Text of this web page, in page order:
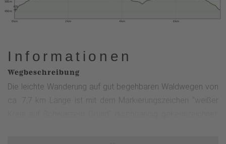
0 km 2 km 4 km 6 km
450 m
500 m
459
Informationen
Wegbeschreibung
Die leichte Wanderung auf gut begehbaren Waldwegen von
ca. 7,7 km Länge ist mit dem Markierungszeichen "weißer